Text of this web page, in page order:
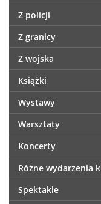
Z policji
Z granicy
Z wojska
Książki
Wystawy
Warsztaty
Koncerty
Różne wydarzenia
Spektakle